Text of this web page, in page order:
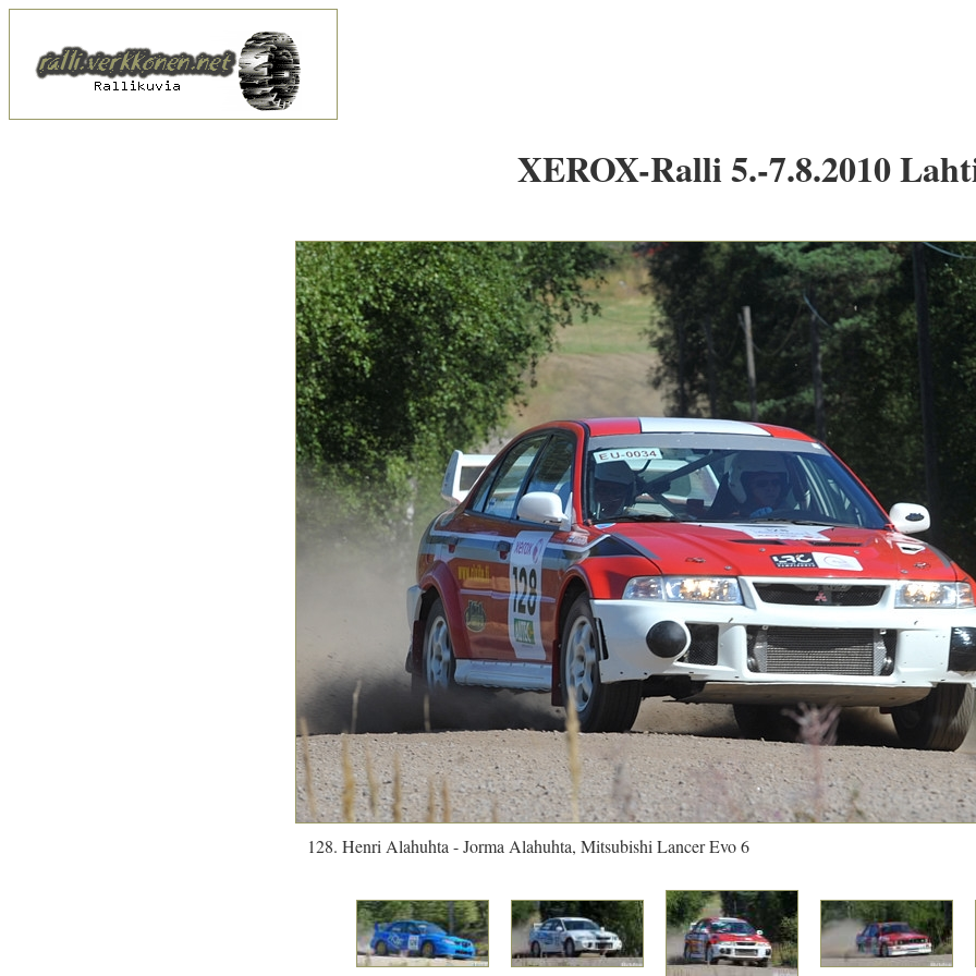
XEROX-Ralli 5.-7.8.2010
128. Henri Alahuhta - Jorma Alahuhta, Mitsubishi Lancer Evo 6